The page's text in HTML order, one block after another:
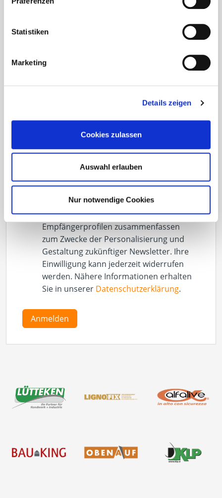
Statistiken
Marketing
Details zeigen
Cookies zulassen
Auswahl erlauben
Nur notwendige Cookies
Mit dem Abonnieren des Newsletters
erklären Sie sich mit dem Erhalt von E-
Weiterhin willigen Sie ein, dass wir die
Öffnungs- und Klickraten unserer
Newsletter erheben und in
Empfängerprofilen zusammenfassen
zum Zwecke der Personalisierung und
Gestaltung zukünftiger Newsletter. Ihre
Einwilligung kann jederzeit widerrufen
werden. Nähere Informationen erhalten
Sie in unserer Datenschutzerklärung.